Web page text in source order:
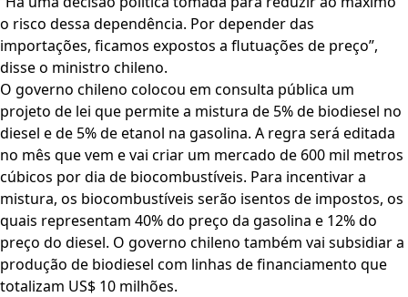
o risco dessa dependência. Por depender das
importações, ficamos expostos a flutuações de preço”,
disse o ministro chileno.
O governo chileno colocou em consulta pública um
projeto de lei que permite a mistura de 5% de biodiesel no
diesel e de 5% de etanol na gasolina. A regra será editada
no mês que vem e vai criar um mercado de 600 mil metros
cúbicos por dia de biocombustíveis. Para incentivar a
mistura, os biocombustíveis serão isentos de impostos, os
quais representam 40% do preço da gasolina e 12% do
preço do diesel. O governo chileno também vai subsidiar a
produção de biodiesel com linhas de financiamento que
totalizam US$ 10 milhões.